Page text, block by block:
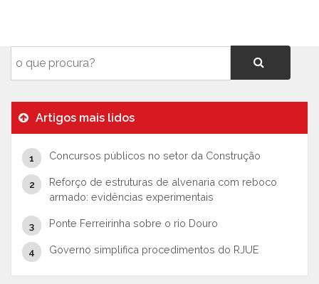
Artigos mais lidos
Concursos públicos no setor da Construção
Reforço de estruturas de alvenaria com reboco
armado: evidências experimentais
Ponte Ferreirinha sobre o rio Douro
Governo simplifica procedimentos do RJUE